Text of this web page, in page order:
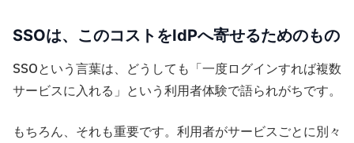
SSOは、このコストをIdPへ寄せるためのもの
SSOという言葉は、どうしても「一度ログインすれば複数
サービスに入れる」という利用者体験で語られがちです。
もちろん、それも重要です。利用者がサービスごとに別々